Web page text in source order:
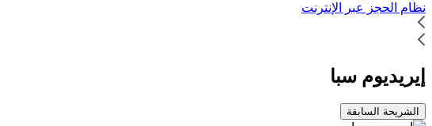
نظام الحجز عبر الإنترنت
إيريديوم سبا
الشريحة السابقة